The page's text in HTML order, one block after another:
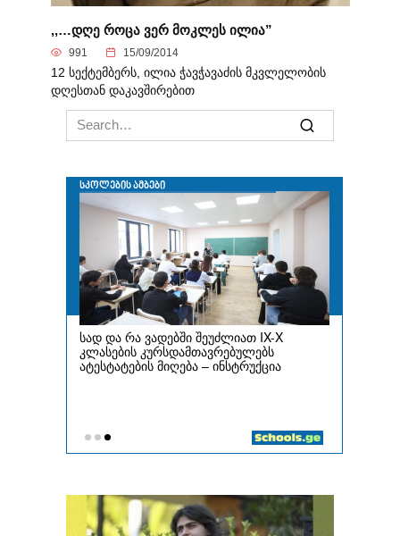
,,…დღე როცა ვერ მოკლეს ილია”
991 15/09/2014
12 სექტემბერს, ილია ჭავჭავაძის მკვლელობის
დღესთან დაკავშირებით
Search
for: